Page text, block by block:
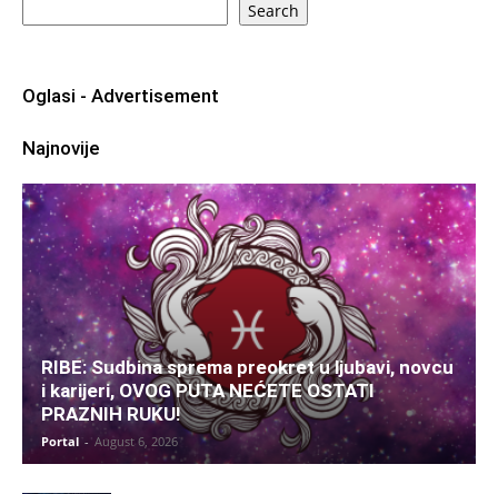
Search
Oglasi - Advertisement
Najnovije
RIBE: Sudbina sprema preokret u ljubavi, novcu
i karijeri, OVOG PUTA NEĆETE OSTATI
PRAZNIH RUKU!
Portal - August 6, 2026